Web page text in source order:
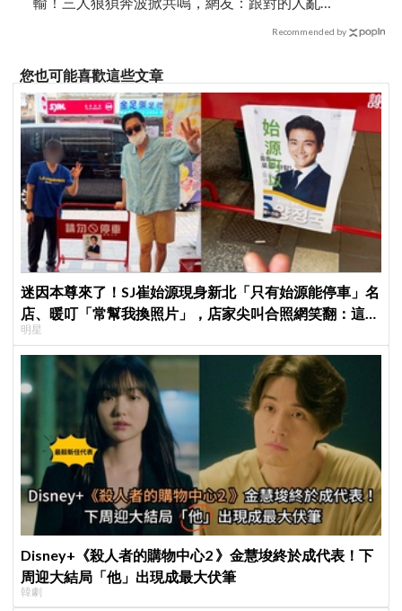
Recommended by
您也可能喜歡這些文章
迷因本尊來了！SJ崔始源現身新北「只有始源能停車」名
店、暖叮「常幫我換照片」，店家尖叫合照網笑翻：這輩
子不能脫粉了
明星
Disney+《殺人者的購物中心2 》金慧埈終於成代表！下
周迎大結局「他」出現成最大伏筆
韓劇